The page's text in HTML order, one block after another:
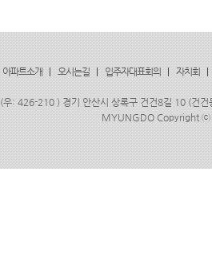
아파트소개 오시는길 입주자대표회의 자치회
(우: 426-210 ) 경기 안산시 상록구 건건8길 10 (
MYUNGDO Copyright ⓒ